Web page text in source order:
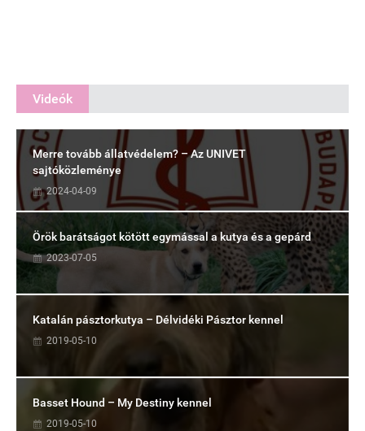
Videók
Merre tovább állatvédelem? – Az UNIVET
sajtóközleménye
2024-04-09
Örök barátságot kötött egymással a kutya és a gepárd
2023-07-05
Katalán pásztorkutya – Délvidéki Pásztor kennel
2019-05-10
Basset Hound – My Destiny kennel
2019-05-10